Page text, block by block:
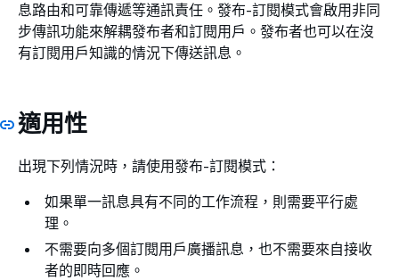
息路由和可靠傳遞等通訊責任。發布-訂閱模式會啟用非同
步傳訊功能來解耦發布者和訂閱用戶。發布者也可以在沒
有訂閱用戶知識的情況下傳送訊息。
適用性
出現下列情況時，請使用發布-訂閱模式：
如果單一訊息具有不同的工作流程，則需要平行處
理。
不需要向多個訂閱用戶廣播訊息，也不需要來自接收
者的即時回應。